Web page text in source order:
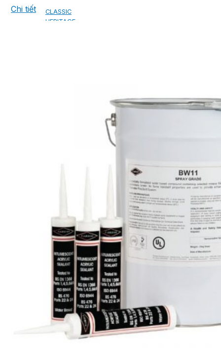
CLASSIC
HERITAGE
TẤM LỢP KIM LOẠI
PREMIUM - COPPER PRESTIGE ULTIMETAL HD
PREMIUM - COPPER PRESTIGE COMPACT PLUS
PREMIUM - COPPER PRESTIGE ELITE
PREMIUM - COPPER PRESTIGE TRADITIONAL
TẤM ỐP VOX
TẤM ỐP TRẦN INFRATOP
TẤM ỐP TƯỜNG MAX-3
TẤM ỐP ĐA NĂNG FRONTO
MÁI GỖ TUYẾT TÙNG ĐỎ
Chi tiết